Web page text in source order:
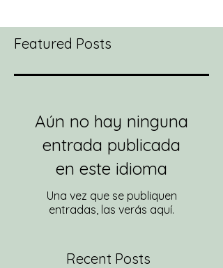
Featured Posts
Aún no hay ninguna
entrada publicada
en este idioma
Una vez que se publiquen
entradas, las verás aquí.
Recent Posts